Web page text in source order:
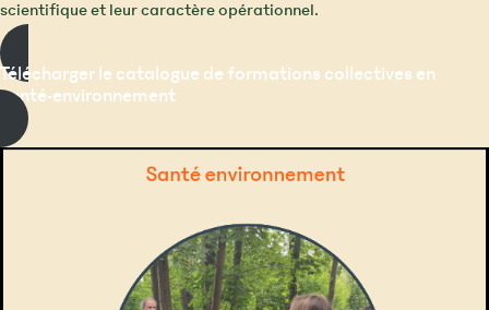
scientifique et leur caractère opérationnel.
Télécharger le catalogue de formations collectives en
santé-environnement